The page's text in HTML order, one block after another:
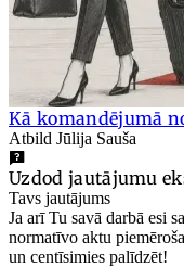
Kā komandējumā
Atbild Jūlija Sauša
Uzdod jautājumu
Tavs jautājums
Ja arī Tu savā darbā esi
normatīvo aktu
un centīsimies palīdzēt!